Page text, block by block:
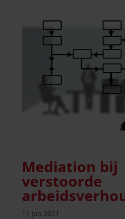
Mediation bij
verstoorde
11 jan 2021